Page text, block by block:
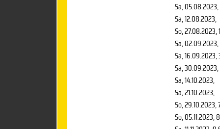
Sa, 05.08.2023,
Sa, 12.08.2023,
So, 27.08.2023,
Sa, 02.09.2023,
Sa, 16.09.2023,
Sa, 30.09.2023,
Sa, 14.10.2023,
Sa, 21.10.2023,
So, 29.10.2023,
So, 05.11.2023,